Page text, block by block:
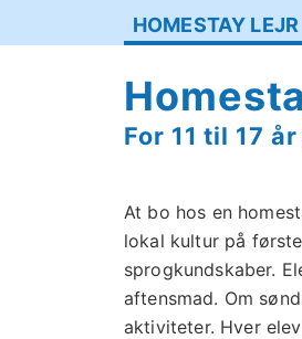
HOMESTAY LEJR
For 11 til 17
At bo hos en
lokal kultur på
sprogkundskaber.
aftensmad. Om
aktiviteter. Hver